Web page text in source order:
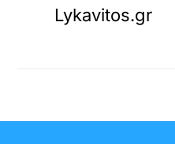
Lykavitos.gr